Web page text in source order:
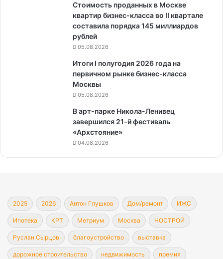
Стоимость проданных в Москве
квартир бизнес-класса во II квартале
составила порядка 145 миллиардов
рублей
05.08.2026
Итоги I полугодия 2026 года на
первичном рынке бизнес-класса
Москвы
05.08.2026
В арт-парке Никола-Ленивец
завершился 21-й фестиваль
«Архстояние»
04.08.2026
2025 2026 Антон Глушков Дом/ремонт ИЖС
Ипотека КРТ Метриум Москва НОСТРОЙ
Руслан Сырцов благоустройство выставка
дорожное строительство недвижимость премия